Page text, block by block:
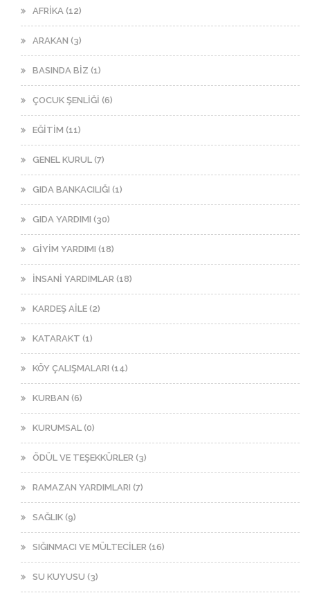
AFRİKA (12)
ARAKAN (3)
BASINDA BİZ (1)
ÇOCUK ŞENLİĞİ (6)
EĞİTİM (11)
GENEL KURUL (7)
GIDA BANKACILIĞI (1)
GIDA YARDIMI (30)
GİYİM YARDIMI (18)
İNSANİ YARDIMLAR (18)
KARDEŞ AİLE (2)
KATARAKT (1)
KÖY ÇALIŞMALARI (14)
KURBAN (6)
KURUMSAL (0)
ÖDÜL VE TEŞEKKÜRLER (3)
RAMAZAN YARDIMLARI (7)
SAĞLIK (9)
SIĞINMACI VE MÜLTECİLER (16)
SU KUYUSU (3)